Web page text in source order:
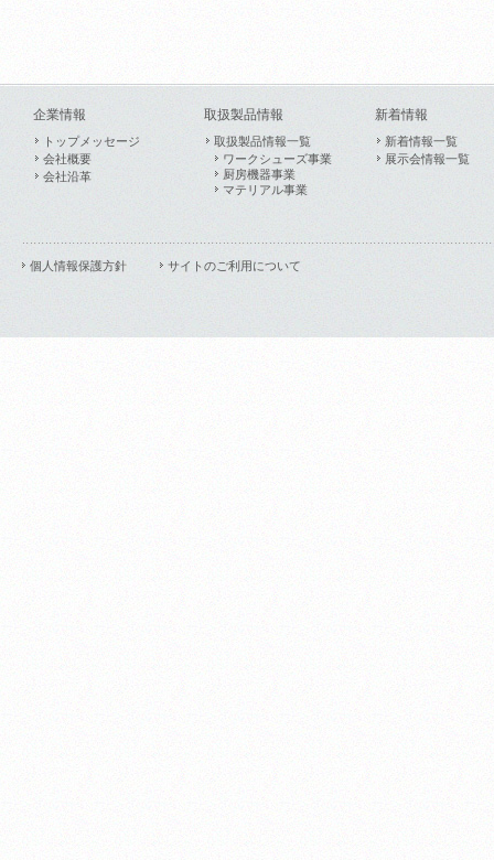
企業情報
トップメッセージ
会社概要
会社沿革
取扱製品情報
取扱製品情報一覧
ワークシューズ事業
厨房機器事業
マテリアル事業
新着情報
新着情報一覧
展示会情報一覧
個人情報保護方針 サイトのご利用について